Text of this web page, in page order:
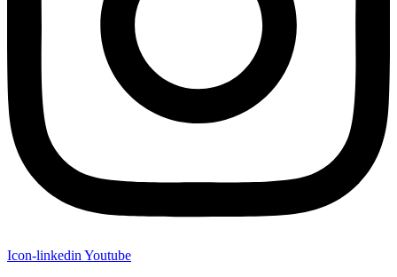
Icon-linkedin Youtube